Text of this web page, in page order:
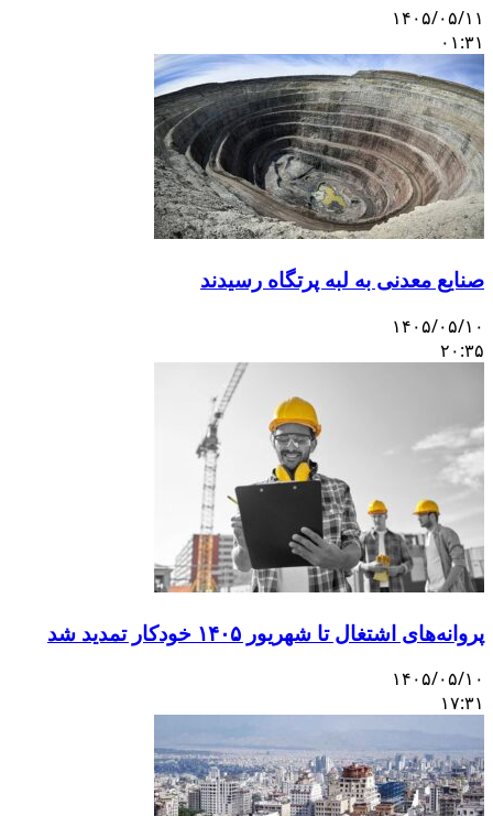
۱۴۰۵/۰۵/۱۱
۰۱:۳۱
صنایع معدنی به لبه پرتگاه رسیدند
۱۴۰۵/۰۵/۱۰
۲۰:۳۵
پروانه‌های اشتغال تا شهریور ۱۴۰۵ خودکار تمدید شد
۱۴۰۵/۰۵/۱۰
۱۷:۳۱